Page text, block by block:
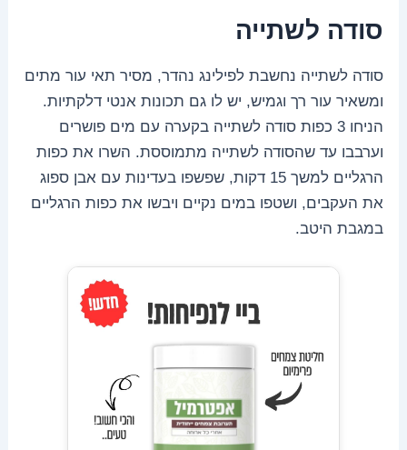
סודה לשתייה
סודה לשתייה נחשבת לפילינג נהדר, מסיר תאי עור מתים
ומשאיר עור רך וגמיש, יש לו גם תכונות אנטי דלקתיות.
הניחו 3 כפות סודה לשתייה בקערה עם מים פושרים
וערבבו עד שהסודה לשתייה מתמוססת. השרו את כפות
הרגליים למשך 15 דקות, שפשפו בעדינות עם אבן ספוג
את העקבים, ושטפו במים נקיים ויבשו את כפות הרגליים
במגבת היטב.